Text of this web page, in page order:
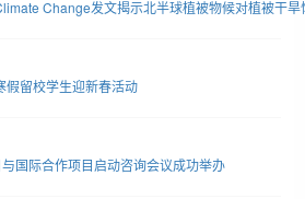
Change发文揭示北半球植被物候对植被干旱
留校学生迎新春活动
国际合作项目启动咨询会议成功举办